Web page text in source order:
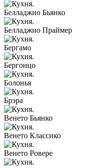
Белладжио Бьянко
Белладжио Праймер
Бергамо
Бергонцо
Болонья
Брэра
Венето Бьянко
Венето Классико
Венето Ровере